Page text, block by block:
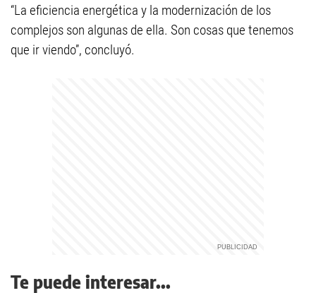
“La eficiencia energética y la modernización de los
complejos son algunas de ella. Son cosas que tenemos
que ir viendo”, concluyó.
Te puede interesar...